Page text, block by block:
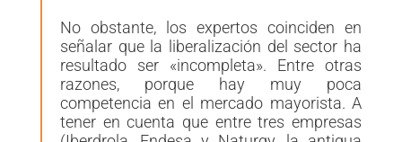
No obstante, los expertos coinciden en
señalar que la liberalización del sector ha
resultado ser «incompleta». Entre otras
razones, porque hay muy poca
competencia en el mercado mayorista. A
tener en cuenta que entre tres empresas